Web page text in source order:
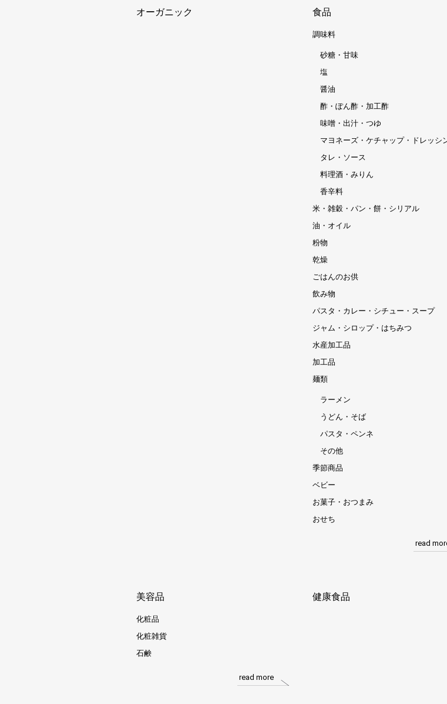
オーガニック 食品
調味料
砂糖・甘味
塩
醤油
酢・ぽん酢・加工酢
味噌・出汁・つゆ
マヨネーズ・ケチャップ・ドレッシ
タレ・ソース
料理酒・みりん
香辛料
米・雑穀・パン・餅・シリアル
油・オイル
粉物
乾燥
ごはんのお供
飲み物
パスタ・カレー・シチュー・スープ
ジャム・シロップ・はちみつ
水産加工品
加工品
麺類
ラーメン
うどん・そば
パスタ・ペンネ
その他
季節商品
ベビー
お菓子・おつまみ
おせち
read
美容品
化粧品
化粧雑貨
石鹸
read more
健康食品